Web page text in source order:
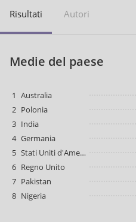
Risultati Autori
Medie del paese
1 Australia
2 Polonia
3 India
4 Germania
5
Stati Uniti d'America
6 Regno Unito
7 Pakistan
8 Nigeria